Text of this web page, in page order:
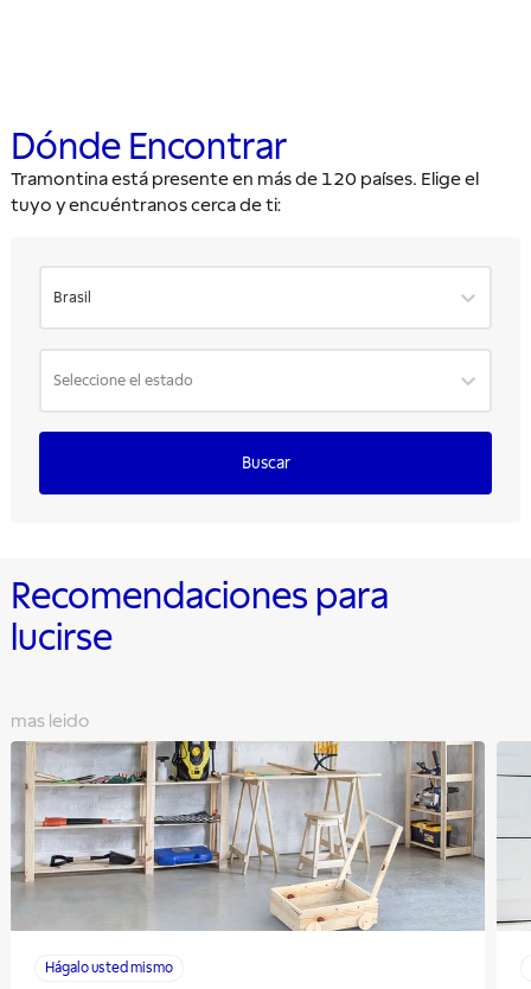
Dónde Encontrar
Tramontina está presente en más de 120 países. Elige el
tuyo y encuéntranos cerca de ti:
Brasil
Seleccione el estado
Buscar
Recomendaciones para
lucirse
mas leido
Hágalo usted mismo